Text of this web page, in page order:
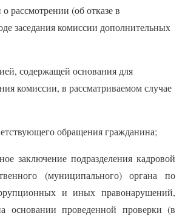
рассмотрении (об отказе в
заседания комиссии дополнительных
содержащей основания для
комиссии, в рассматриваемом случае
обращения гражданина;
заключение подразделения кадровой
(муниципального) органа по
и иных правонарушений,
основании проведенной проверки (в